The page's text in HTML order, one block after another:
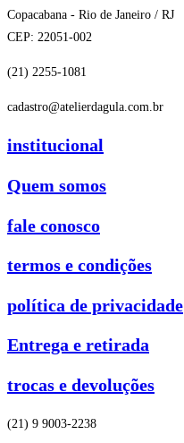
Copacabana - Rio de Janeiro / RJ
CEP: 22051-002
(21) 2255-1081
cadastro@atelierdagula.com.br
institucional
Quem somos
fale conosco
termos e condições
política de privacidade
Entrega e retirada
trocas e devoluções
(21) 9 9003-2238